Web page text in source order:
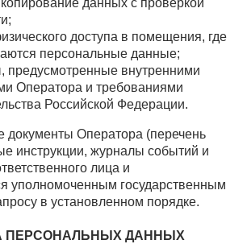
доступа в помещения, где
персональные данные;
предусмотренные внутренними
Оператора и требованиями
Российской Федерации.
документы Оператора (перечень
инструкции, журналы событий и
лица и
уполномоченным государственным
в установленном порядке.
ПЕРСОНАЛЬНЫХ ДАННЫХ